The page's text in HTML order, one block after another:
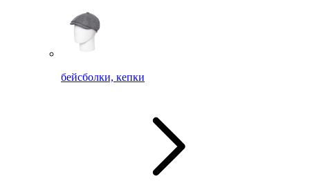
бейсболки, кепки